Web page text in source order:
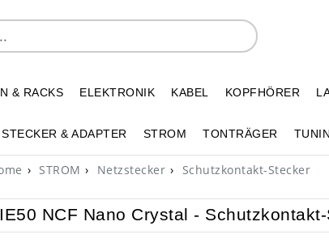
& RACKS ELEKTRONIK KABEL KOPFHÖRER
STECKER & ADAPTER STROM TONTRÄGER
STROM Netzstecker Schutzkontakt-Stecker
NCF Nano Crystal -